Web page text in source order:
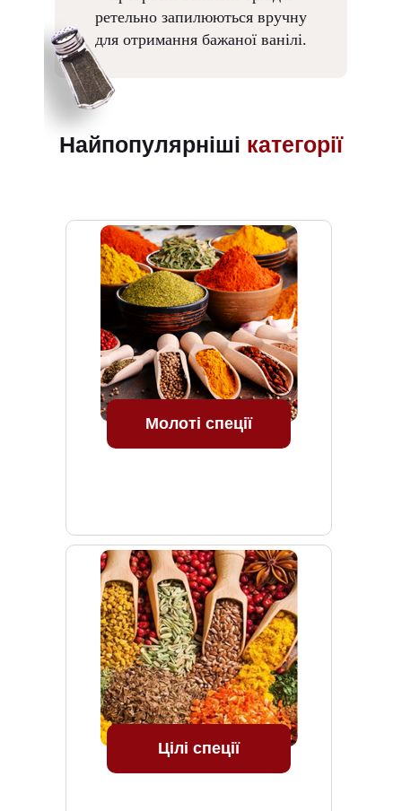
ретельно запилюються вручну
для отримання бажаної ванілі.
Найпопулярніші категорії
Молоті спеції
Цілі спеції